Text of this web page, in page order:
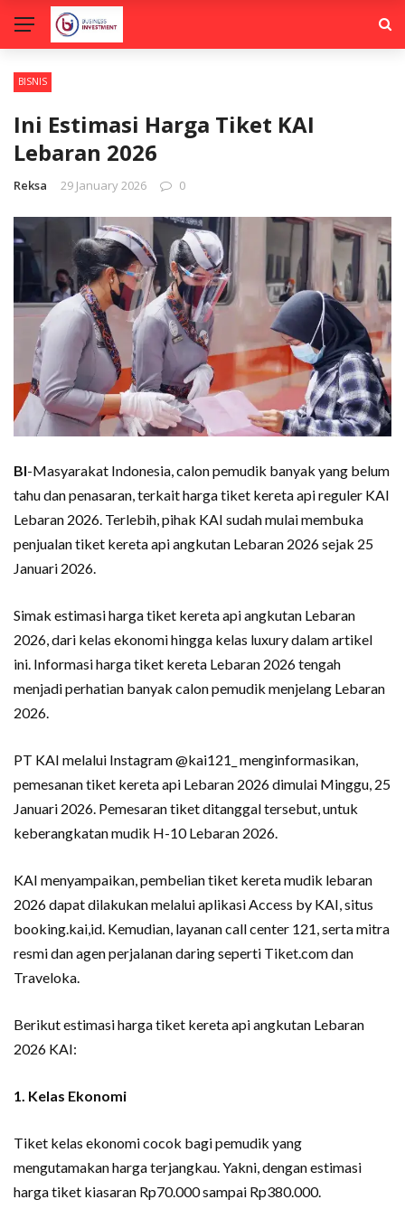
BISNIS
Ini Estimasi Harga Tiket KAI
Lebaran 2026
Reksa 29 January 2026 0
BI-Masyarakat Indonesia, calon pemudik banyak yang belum
tahu dan penasaran, terkait harga tiket kereta api reguler KAI
Lebaran 2026. Terlebih, pihak KAI sudah mulai membuka
penjualan tiket kereta api angkutan Lebaran 2026 sejak 25
Januari 2026.
Simak estimasi harga tiket kereta api angkutan Lebaran
2026, dari kelas ekonomi hingga kelas luxury dalam artikel
ini. Informasi harga tiket kereta Lebaran 2026 tengah
menjadi perhatian banyak calon pemudik menjelang Lebaran
2026.
PT KAI melalui Instagram @kai121_ menginformasikan,
pemesanan tiket kereta api Lebaran 2026 dimulai Minggu, 25
Januari 2026. Pemesaran tiket ditanggal tersebut, untuk
keberangkatan mudik H-10 Lebaran 2026.
KAI menyampaikan, pembelian tiket kereta mudik lebaran
2026 dapat dilakukan melalui aplikasi Access by KAI, situs
booking.kai,id. Kemudian, layanan call center 121, serta mitra
resmi dan agen perjalanan daring seperti Tiket.com dan
Traveloka.
Berikut estimasi harga tiket kereta api angkutan Lebaran
2026 KAI:
1. Kelas Ekonomi
Tiket kelas ekonomi cocok bagi pemudik yang
mengutamakan harga terjangkau. Yakni, dengan estimasi
harga tiket kiasaran Rp70.000 sampai Rp380.000.